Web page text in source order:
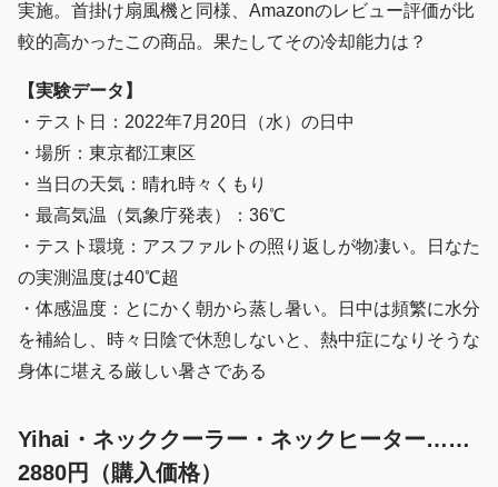
実施。首掛け扇風機と同様、Amazonのレビュー評価が比
較的高かったこの商品。果たしてその冷却能力は？
【実験データ】
・テスト日：2022年7月20日（水）の日中
・場所：東京都江東区
・当日の天気：晴れ時々くもり
・最高気温（気象庁発表）：36℃
・テスト環境：アスファルトの照り返しが物凄い。日なた
の実測温度は40℃超
・体感温度：とにかく朝から蒸し暑い。日中は頻繁に水分
を補給し、時々日陰で休憩しないと、熱中症になりそうな
身体に堪える厳しい暑さである
Yihai・ ネッククーラー・ネックヒーター……
2880円（購入価格）